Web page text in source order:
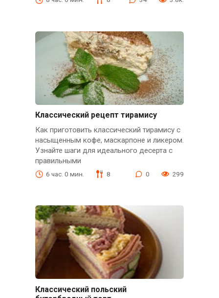
Классический рецепт тирамису
Как приготовить классический тирамису с
насыщенным кофе, маскарпоне и ликером.
Узнайте шаги для идеального десерта с
правильными
6 час. 0 мин. 8 0 299
Классический польский